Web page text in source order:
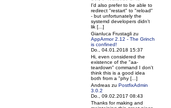
I'd also prefer to be able to
redirect "restart" to "reload"
- but unfortunately the
systemd developers didn't
lik [...]
Gianluca Frustagli zu
AppArmor 2.12 - The Grinch
is confined!
Do., 04.01.2018 15:37
Hi, even considered the
existence of the "aa-
teardown" command I don't
think this is a good idea
both from a "phy [...]
Andreas zu PostfixAdmin
3.0.2
Do., 09.02.2017 08:43
Thanks for making and